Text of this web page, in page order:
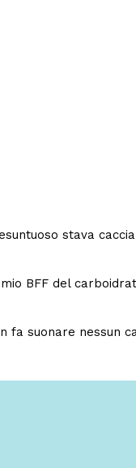
stava
BFF del
fa suonare